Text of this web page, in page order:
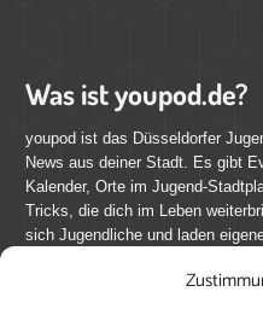
Was ist youpod.de?
youpod ist das Düsseldorfer
News aus deiner Stadt. Es gibt
Kalender, Orte im Jugend-
Tricks, die dich im Leben
sich Jugendliche und laden